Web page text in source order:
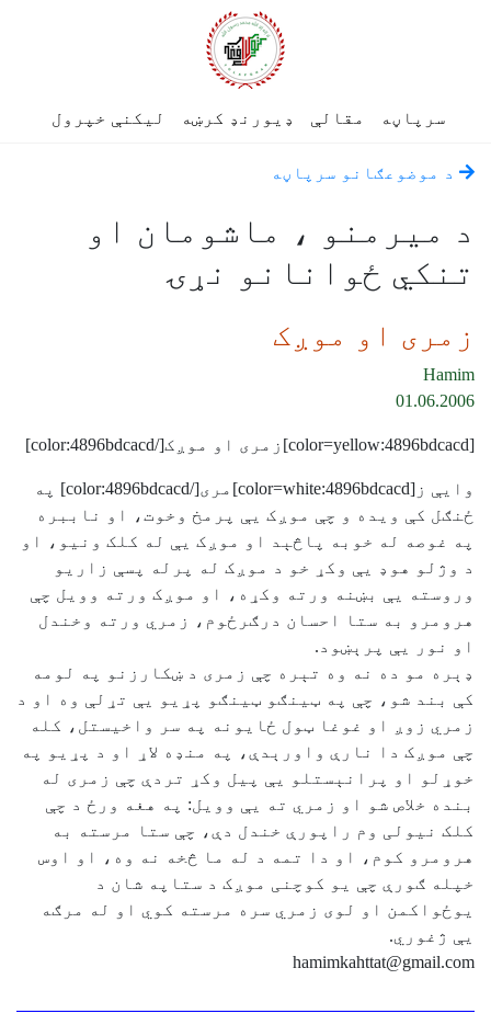
سرپاڼه مقالې ډیورنډ کرښه لیکنې خپرول
د موضوعګانو سرپاڼه
د میرمنو ، ماشومان او
تنکي ځوانانو نړۍ
زمری او موږک
Hamim
01.06.2006
[color=yellow:4896bdcacd]زمری او موږک[/color:4896bdcacd]
وایې ز[color=white:4896bdcacd]مری[/color:4896bdcacd] په
ځنګل کې ویده و چې موږک یې پرمخ وخوت، او ناببره
په ‏غوصه له خوبه پاڅېد او موږک یې له کلک ونیو، او
د وژلو هوډ یې وکړ خو د ‏موږک له پرله پسې زاریو
وروسته یې بښنه ورته وکړه، او موږک ورته وویل ‏چې
هرومرو به ستا احسان درګرځوم، زمري ورته وخندل
او نور یې پرېښود.‏
ډېره مو ده نه وه تېره چې زمری د ښکارزنو په لومه
کې بند شو، چې په ټینګو ‏ټینګو پړیو یې تړلې وه او د
زمري زوږ او غوغا ټول ځایونه په سر واخیستل، ‏کله
چې موږک دا نارې واورېدې، په منډه لاړ او د پړیو په
خوړلو او پرانېستلو ‏یې پیل وکړ تردې چې زمری له
بنده خلاص شو او زمري ته یې وویل: په هغه ‏ورځ د چې
کلک نیولی وم راپورې خندل دې، چې ستا مرسته به
هرومرو کوم، ‏او دا تمه د له ما څخه نه وه، او اوس
خپله ګورې چې یو کوچنی موږک د ‏ستاپه شان د
یوځواکمن او لوی زمري سره مرسته کوي او له مرګه
یې ژغوري.‏
hamimkahttat@gmail.com